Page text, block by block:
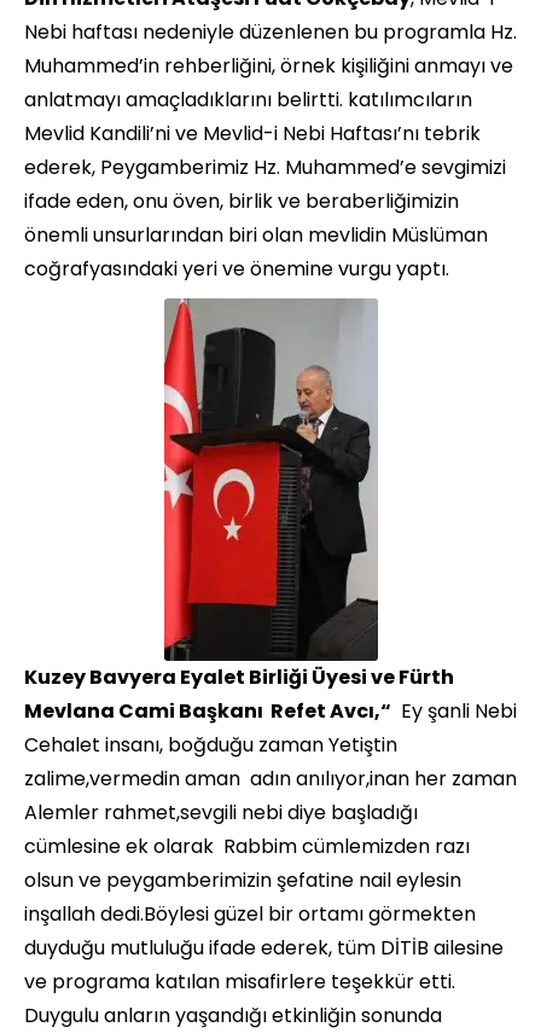
Nebi haftası nedeniyle düzenlenen bu programla Hz.
Muhammed’in rehberliğini, örnek kişiliğini anmayı ve
anlatmayı amaçladıklarını belirtti. katılımcıların
Mevlid Kandili’ni ve Mevlid-i Nebi Haftası’nı tebrik
ederek, Peygamberimiz Hz. Muhammed’e sevgimizi
ifade eden, onu öven, birlik ve beraberliğimizin
önemli unsurlarından biri olan mevlidin Müslüman
coğrafyasındaki yeri ve önemine vurgu yaptı.
Kuzey Bavyera Eyalet Birliği Üyesi ve Fürth
Mevlana Cami Başkanı Refet Avcı,“ Ey şanli Nebi
Cehalet insanı, boğduğu zaman Yetiştin
zalime,vermedin aman adın anılıyor,inan her zaman
Alemler rahmet,sevgili nebi diye başladığı
cümlesine ek olarak Rabbim cümlemizden razı
olsun ve peygamberimizin şefatine nail eylesin
inşallah dedi.Böylesi güzel bir ortamı görmekten
duyduğu mutluluğu ifade ederek, tüm DİTİB ailesine
ve programa katılan misafirlere teşekkür etti.
Duygulu anların yaşandığı etkinliğin sonunda